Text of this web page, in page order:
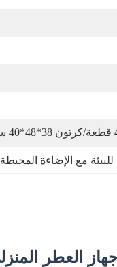
كجم
مع الإضاءة المحيطة